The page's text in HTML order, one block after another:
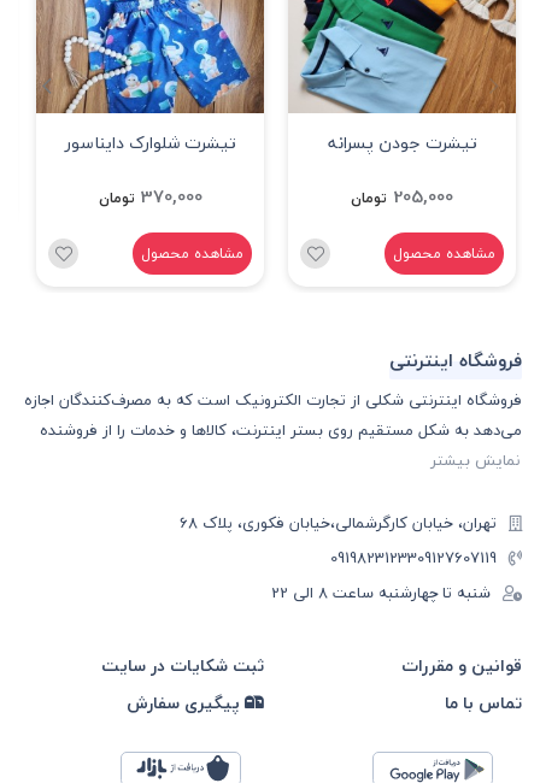
تیشرت جودن پسرانه
205,000 تومان
مشاهده محصول
تیشرت شلوارک دایناسور
370,000 تومان
مشاهده محصول
فروشگاه اینترنتی
فروشگاه اینترنتی شکلی از تجارت الکترونیک است که به مصرف‌کنندگان اجازه
می‌دهد به شکل مستقیم روی بستر اینترنت، کالا‌ها و خدمات را از فروشنده
نمایش بیشتر
تهران، خیابان کارگرشمالی،خیابان فکوری، پلاک 68
09127607119
09198231233
شنبه تا چهارشنبه ساعت ۸ الی 22
قوانین و مقررات
ثبت شکایات در سایت
تماس با ما
پیگیری سفارش